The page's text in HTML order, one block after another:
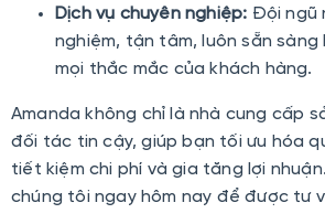
Dịch vụ chuyên nghiệp: Đội ngũ
nghiệm, tận tâm, luôn sẵn
mọi thắc mắc của khách hàng.
Amanda không chỉ là nhà cung cấp
đối tác tin cậy, giúp bạn tối ưu hóa
tiết kiệm chi phí và gia tăng lợi
chúng tôi ngay hôm nay để được tư